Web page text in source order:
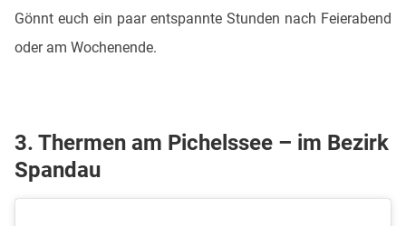
Gönnt euch ein paar entspannte Stunden nach Feierabend
oder am Wochenende.
3. Thermen am Pichelssee – im Bezirk
Spandau